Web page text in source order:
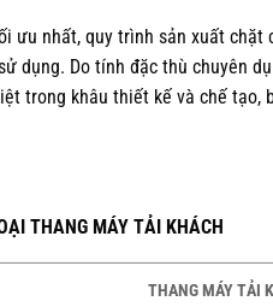
ưu nhất, quy trình sản xuất chặt
dụng. Do tính đặc thù chuyên
trong khâu thiết kế và chế tạo,
THANG MÁY TẢI KHÁCH
THANG MÁY TẢI